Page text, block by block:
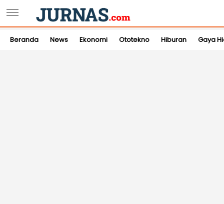
Beranda News Ekonomi Ototekno Hiburan Gaya